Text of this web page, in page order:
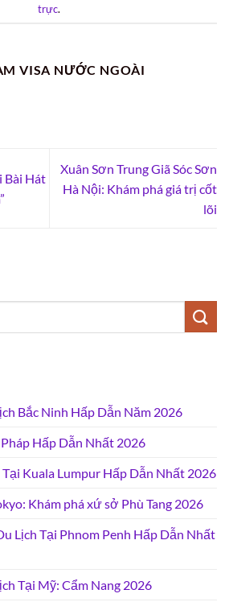
trực.
VISA NƯỚC NGOÀI
Bài Hát
Xuân Sơn Trung Giã Sóc Sơn
Hà Nội: Khám phá giá trị cốt
lõi
Bắc Ninh Hấp Dẫn Năm 2026
Hấp Dẫn Nhất 2026
Kuala Lumpur Hấp Dẫn Nhất 2026
Khám phá xứ sở Phù Tang 2026
Lịch Tại Phnom Penh Hấp Dẫn Nhất
Tại Mỹ: Cẩm Nang 2026